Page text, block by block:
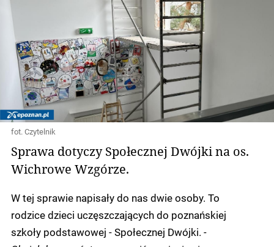
fot. Czytelnik
Sprawa dotyczy Społecznej Dwójki na os.
Wichrowe Wzgórze.
W tej sprawie napisały do nas dwie osoby. To
rodzice dzieci uczęszczających do poznańskiej
szkoły podstawowej - Społecznej Dwójki. -